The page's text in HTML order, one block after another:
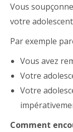
Vous
votre adolescent
Par exemple
Vous avez
Votre
Votre
Comment